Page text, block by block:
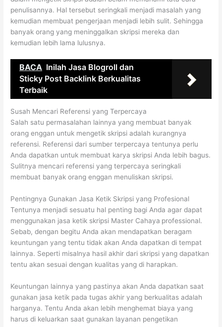
penulisannya. Hal tersebut seringkali menjadi masalah yang
kemudian membuat pengerjaan menjadi lebih sulit. Sehingga
banyak orang yang meninggalkan skripsi mereka dan
kemudian lebih lama lulusnya.
BACA Inilah Jasa Blogroll dan
Sticky Post Backlink Berkualitas
Terbaik
Susah Mencari Referensi yang Terpercaya
Salah satu permasalahan lainnya yang membuat banyak
orang enggan untuk mengetik skripsi adalah kurangnya
referensi. Referensi dari sumber terpercaya tentunya perlu
Anda dapatkan untuk membuat karya skripsi Anda lebih bagus.
Sulitnya mencari referensi yang terpercaya seringkali
membuat banyak orang enggan menuliskan skripsi.
Pentingnya Gunakan Jasa Ketik Skripsi yang Profesional
Tentunya menjadi sesuatu hal penting bagi Anda agar dapat
menggunakan jasa ketik skripsi Master Cahaya professional.
Sebab, dengan begitu Anda akan mendapatkan beragam
keuntungan yang tentu tidak akan Anda dapatkan di tempat
lainnya. Seperti misalnya hasil akhir dari skripsi yang dapatkan
tentu akan sesuai dengan kualitas yang di harapkan.
Keuntungan lainnya yang pastinya akan Anda dapatkan saat
gunakan jasa ketik pada tugas akhir yang berkualitas adalah
harganya. Tentu Anda akan lebih menghemat biaya yang
harus di keluarkan saat gunakan layanan pengetikan